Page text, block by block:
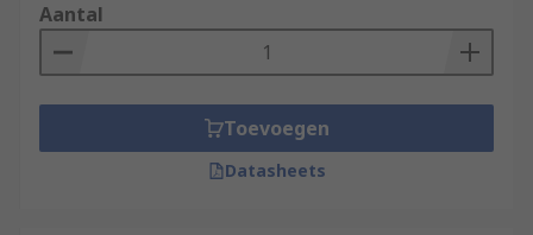
Aantal
Toevoegen
Datasheets